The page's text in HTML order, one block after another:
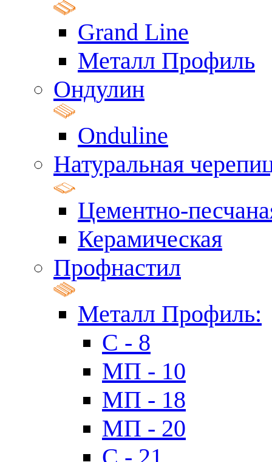
Grand Line
Металл Профиль
Ондулин
Onduline
Натуральная
Цементно-
Керамическая
Профнастил
Металл Профиль:
C - 8
МП - 10
МП - 18
МП - 20